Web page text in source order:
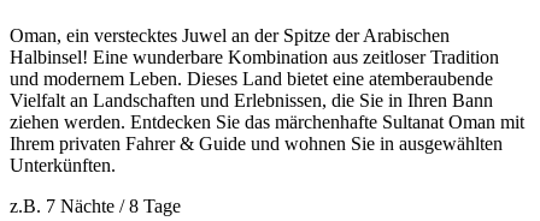
Oman, ein verstecktes Juwel an der Spitze der Arabischen
Halbinsel! Eine wunderbare Kombination aus zeitloser Tradition
und modernem Leben. Dieses Land bietet eine atemberaubende
Vielfalt an Landschaften und Erlebnissen, die Sie in Ihren Bann
ziehen werden. Entdecken Sie das märchenhafte Sultanat Oman mit
Ihrem privaten Fahrer & Guide und wohnen Sie in ausgewählten
Unterkünften.
z.B. 7 Nächte / 8 Tage